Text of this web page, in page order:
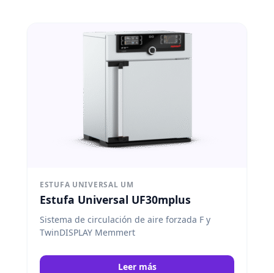
ESTUFA UNIVERSAL UM
Estufa Universal UF30mplus
Sistema de circulación de aire forzada F y
TwinDISPLAY Memmert
Leer más